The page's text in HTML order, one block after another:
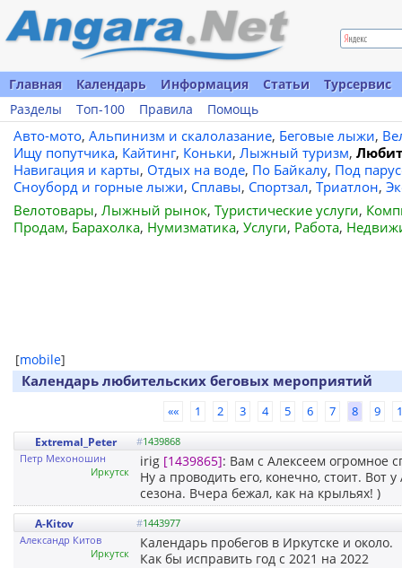
Главная Календарь Информация Статьи
Турсервис
Разделы
Топ-100 Правила Помощь
Авто-мото, Альпинизм и скалолазание, Беговые лыжи,
Ищу попутчика, Кайтинг, Коньки, Лыжный туризм,
Навигация и карты, Отдых на воде, По Байкалу, Под
Сноуборд и горные лыжи, Сплавы, Спортзал, Триатлон,
Велотовары, Лыжный рынок, Туристические услуги,
Продам, Барахолка, Нумизматика, Услуги, Работа,
[mobile]
Календарь любительских беговых мероприятий
«« 1 2 3 4 5 6 7 8 9
Extremal_Peter #1439868
Петр Мехоношин
Иркутск
irig [1439865]: Вам с Алексеем огромное
Ну а проводить его, конечно, стоит. Вот
сезона. Вчера бежал, как на крыльях! )
A-Kitov #1443977
Александр Китов
Иркутск
Календарь пробегов в Иркутске и около.
Как бы исправить год с 2021 на 2022